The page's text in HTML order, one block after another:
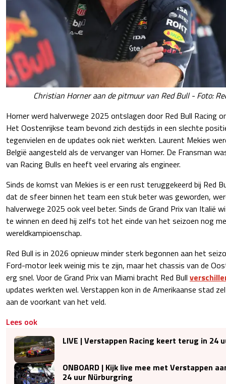
Christian Horner aan de pitmuur van Red Bull - Foto:
Horner werd halverwege 2025 ontslagen door Red Bull Racing
Het Oostenrijkse team bevond zich destijds in een slechte
tegenvielen en de updates ook niet werkten. Laurent Mekies
België aangesteld als de vervanger van Horner. De Fransman
van Racing Bulls en heeft veel ervaring als engineer.
Sinds de komst van Mekies is er een rust teruggekeerd bij Red
dat de sfeer binnen het team een stuk beter was geworden,
halverwege 2025 ook veel beter. Sinds de Grand Prix van Italië
te winnen en deed hij zelfs tot het einde van het seizoen nog
wereldkampioenschap.
Red Bull is in 2026 opnieuw minder sterk begonnen aan het
Ford-motor leek weinig mis te zijn, maar het chassis van de
erg snel. Voor de Grand Prix van Miami bracht Red Bull
updates werkten wel. Verstappen kon in de Amerikaanse stad
aan de voorkant van het veld.
Lees ook
LIVE | Verstappen Racing keert terug in 24
ONBOARD | Kijk live mee met Verstappen
24 uur Nürburgring